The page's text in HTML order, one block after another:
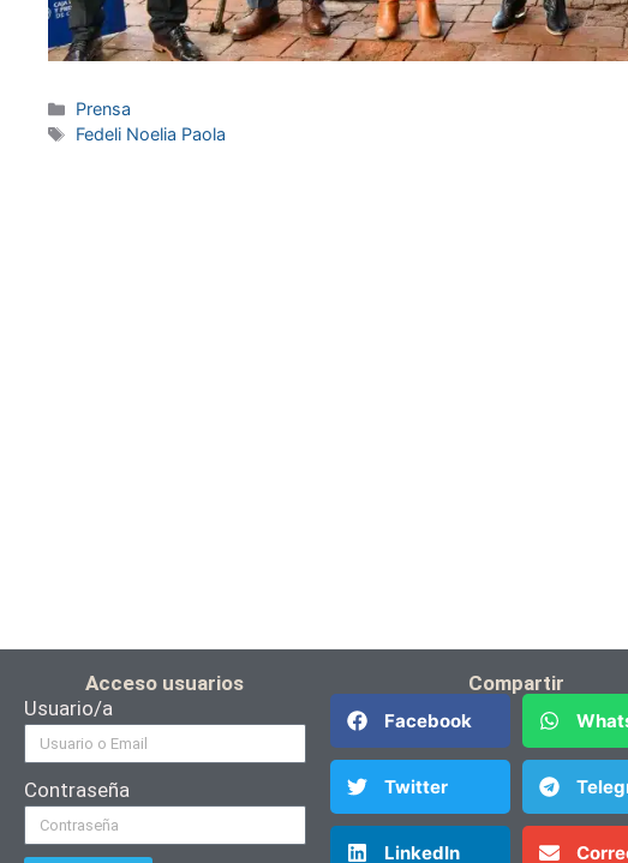
Prensa
Fedeli Noelia Paola
Acceso usuarios
Usuario/a
Contraseña
Compartir
Facebook
Twitter
LinkedIn